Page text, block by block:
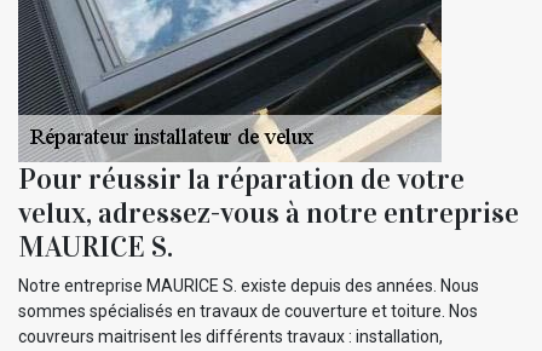
Pour réussir la réparation de votre
velux, adressez-vous à notre entreprise
MAURICE S.
Notre entreprise MAURICE S. existe depuis des années. Nous
sommes spécialisés en travaux de couverture et toiture. Nos
couvreurs maitrisent les différents travaux : installation,